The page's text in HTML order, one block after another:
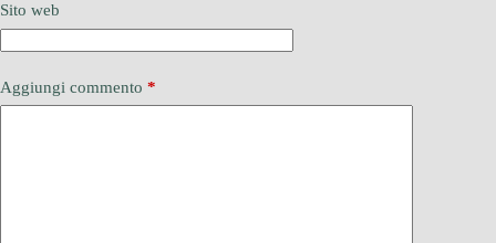
Sito web
Aggiungi commento *